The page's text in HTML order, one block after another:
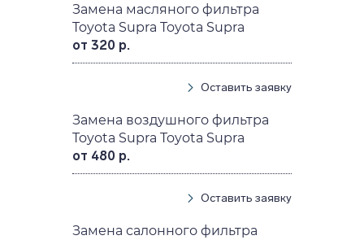
Замена масляного фильтра
Toyota Supra Toyota Supra
от 320 р.
Оставить заявку
Замена воздушного фильтра
Toyota Supra Toyota Supra
от 480 р.
Оставить заявку
Замена салонного фильтра